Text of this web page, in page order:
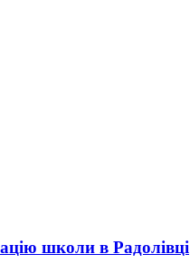
школи в Радолівці